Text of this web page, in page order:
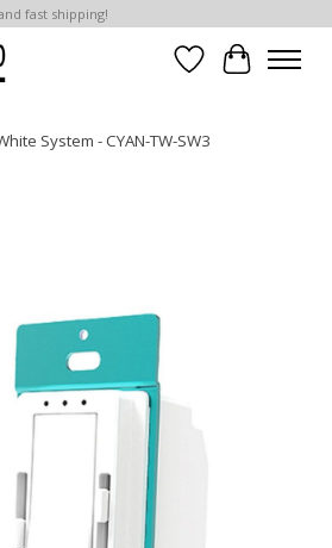
fast shipping!
Liste dePanier
System - CYAN-TW-SW3